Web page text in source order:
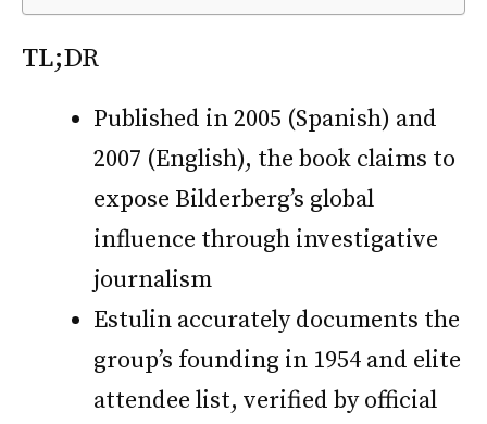
TL;DR
Published in 2005 (Spanish) and
2007 (English), the book claims to
expose Bilderberg’s global
influence through investigative
journalism
Estulin accurately documents the
group’s founding in 1954 and elite
attendee list, verified by official